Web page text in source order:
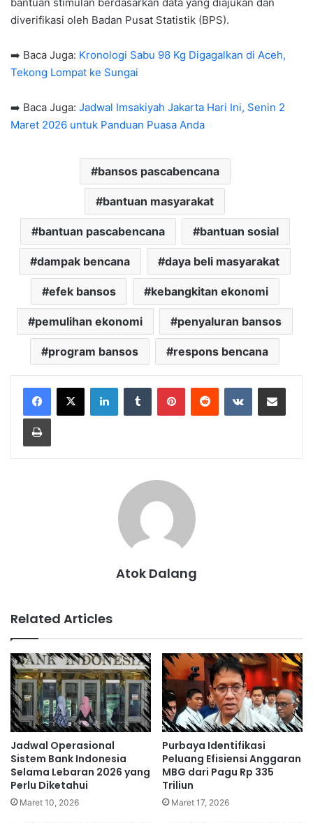
diverifikasi oleh Badan Pusat Statistik (BPS).
➡️ Baca Juga: Kronologi Sabu 98 Kg Digagalkan di Aceh,
Tekong Lompat ke Sungai
➡️ Baca Juga: Jadwal Imsakiyah Jakarta Hari Ini, Senin 2
Maret 2026 untuk Panduan Puasa Anda
bansos pascabencana
bantuan masyarakat
bantuan pascabencana bantuan sosial
dampak bencana daya beli masyarakat
efek bansos kebangkitan ekonomi
pemulihan ekonomi penyaluran bansos
program bansos respons bencana
LinkedInTumblr PinterestReddit VKontakteShare via Email
Print
Atok Dalang
Related Articles
Jadwal Operasional
Sistem Bank Indonesia
Selama Lebaran 2026 yang
Perlu Diketahui
Maret 10, 2026
Purbaya Identifikasi
Peluang Efisiensi Anggaran
MBG dari Pagu Rp 335
Triliun
Maret 17, 2026